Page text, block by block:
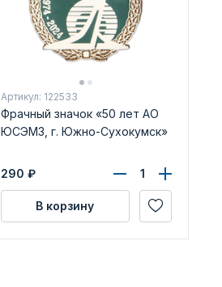
Артикул: 122533
Фрачный значок «50 лет АО
ЮСЭМЗ, г. Южно-Сухокумск»
290 ₽
В корзину